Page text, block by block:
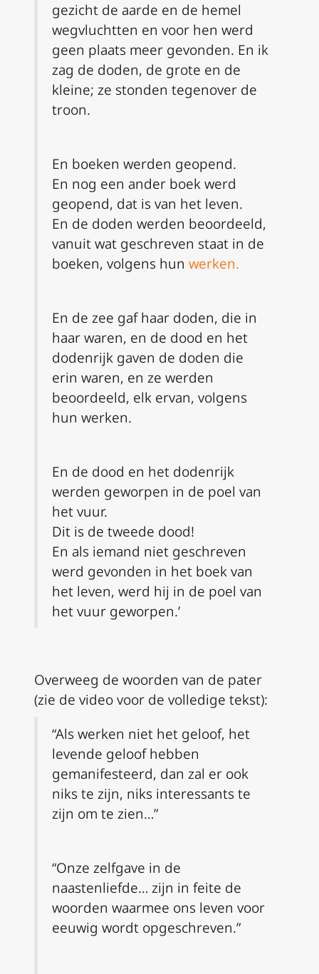
gezicht de aarde en de hemel
wegvluchtten en voor hen werd
geen plaats meer gevonden. En ik
zag de doden, de grote en de
kleine; ze stonden tegenover de
troon.
En boeken werden geopend.
En nog een ander boek werd
geopend, dat is van het leven.
En de doden werden beoordeeld,
vanuit wat geschreven staat in de
boeken, volgens hun werken.
En de zee gaf haar doden, die in
haar waren, en de dood en het
dodenrijk gaven de doden die
erin waren, en ze werden
beoordeeld, elk ervan, volgens
hun werken.
En de dood en het dodenrijk
werden geworpen in de poel van
het vuur.
Dit is de tweede dood!
En als iemand niet geschreven
werd gevonden in het boek van
het leven, werd hij in de poel van
het vuur geworpen.’
Overweeg de woorden van de pater
(zie de video voor de volledige tekst):
“Als werken niet het geloof, het
levende geloof hebben
gemanifesteerd, dan zal er ook
niks te zijn, niks interessants te
zijn om te zien…”
“Onze zelfgave in de
naastenliefde… zijn in feite de
woorden waarmee ons leven voor
eeuwig wordt opgeschreven.”